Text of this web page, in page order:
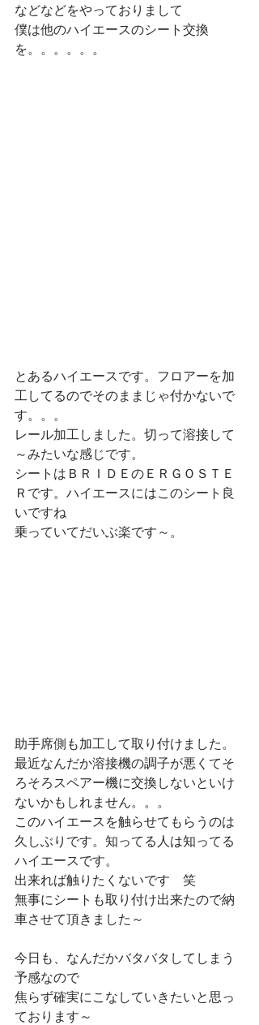
などなどをやっておりまして
僕は他のハイエースのシート交換
を。。。。。。
とあるハイエースです。フロアーを加
工してるのでそのままじゃ付かないで
す。。。
レール加工しました。切って溶接して
～みたいな感じです。
シートはＢＲＩＤＥのＥＲＧＯＳＴＥ
Ｒです。ハイエースにはこのシート良
いですね
乗っていてだいぶ楽です～。
助手席側も加工して取り付けました。
最近なんだか溶接機の調子が悪くてそ
ろそろスペアー機に交換しないといけ
ないかもしれません。。。
このハイエースを触らせてもらうのは
久しぶりです。知ってる人は知ってる
ハイエースです。
出来れば触りたくないです　笑
無事にシートも取り付け出来たので納
車させて頂きました～
今日も、なんだかバタバタしてしまう
予感なので
焦らず確実にこなしていきたいと思っ
ております～